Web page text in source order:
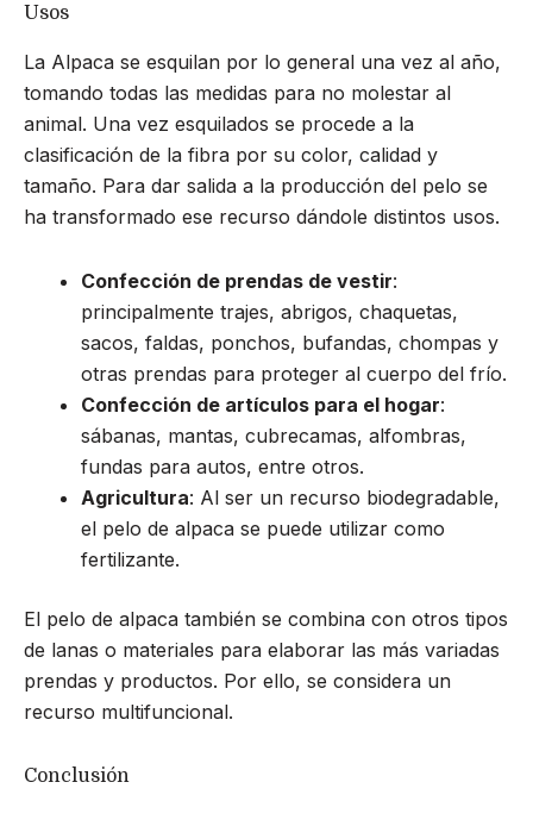
Usos
La Alpaca se esquilan por lo general una vez al año,
tomando todas las medidas para no molestar al
animal. Una vez esquilados se procede a la
clasificación de la fibra por su color, calidad y
tamaño. Para dar salida a la producción del pelo se
ha transformado ese recurso dándole distintos usos.
Confección de prendas de vestir:
principalmente trajes, abrigos, chaquetas,
sacos, faldas, ponchos, bufandas, chompas y
otras prendas para proteger al cuerpo del frío.
Confección de artículos para el hogar:
sábanas, mantas, cubrecamas, alfombras,
fundas para autos, entre otros.
Agricultura: Al ser un recurso biodegradable,
el pelo de alpaca se puede utilizar como
fertilizante.
El pelo de alpaca también se combina con otros tipos
de lanas o materiales para elaborar las más variadas
prendas y productos. Por ello, se considera un
recurso multifuncional.
Conclusión